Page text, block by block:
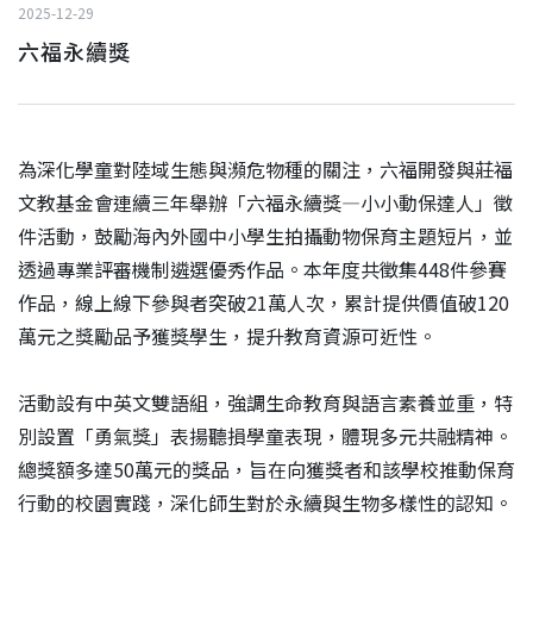
2025-12-29
六福永續獎
為深化學童對陸域生態與瀕危物種的關注，六福開發與莊福
文教基金會連續三年舉辦「六福永續獎—小小動保達人」徵
件活動，鼓勵海內外國中小學生拍攝動物保育主題短片，並
透過專業評審機制遴選優秀作品。本年度共徵集448件參賽
作品，線上線下參與者突破21萬人次，累計提供價值破120
萬元之獎勵品予獲獎學生，提升教育資源可近性。
活動設有中英文雙語組，強調生命教育與語言素養並重，特
別設置「勇氣獎」表揚聽損學童表現，體現多元共融精神。
總獎額多達50萬元的獎品，旨在向獲獎者和該學校推動保育
行動的校園實踐，深化師生對於永續與生物多樣性的認知。